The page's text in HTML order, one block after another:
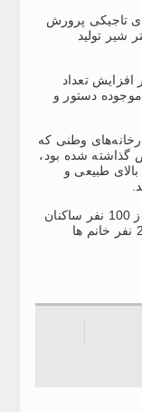
نوع سیاه‌علای تاجیکی پرورش
هر گاو سالیانه 3 هزار و 569 لیتر شیر تولید
افزایش تعداد
موجوده دستور و
وطنی که
گذاشته شده بود،
طبیعی و
در خواجگی دهقانی “باباجان مقصود” بیش از 100 نفر ساکنان
محلی با اشتغال تأمین بوده، از این تعداد 26 نفر خانم ها